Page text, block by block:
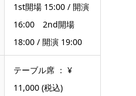
1st開場 15:00 / 開演
16:00 2nd開場
18:00 / 開演 19:00
テーブル席 ： ¥
11,000 (税込)